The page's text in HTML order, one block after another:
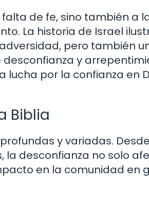
de fe, sino también a
La historia de Israel
pero también
y
por la confianza en
Biblia
y variadas.
desconfianza no solo
en la comunidad en